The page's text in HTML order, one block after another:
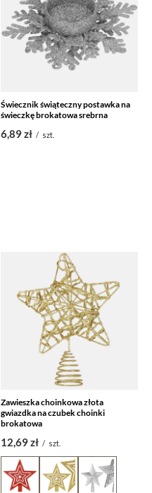
Świecznik świąteczny postawka na
świeczkę brokatowa srebrna
6,89 zł / szt.
Zawieszka choinkowa złota
gwiazdka na czubek choinki
brokatowa
12,69 zł / szt.